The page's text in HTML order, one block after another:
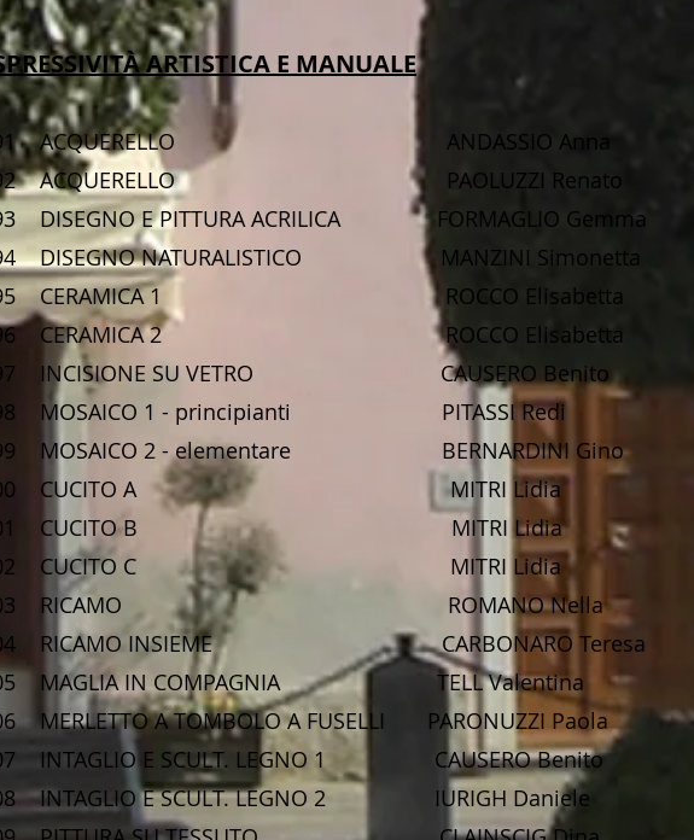
ARTISTICA E MANUALE
ACQUERELLO ANDASSIO Anna
ACQUERELLO PAOLUZZI Renato
DISEGNO E PITTURA ACRILICA FORMAGLIO Gemma
DISEGNO NATURALISTICO MANZINI Simonetta
CERAMICA 1 ROCCO Elisabetta
CERAMICA 2 ROCCO Elisabetta
INCISIONE SU VETRO CAUSERO Benito
MOSAICO 1 - principianti PITASSI Redi
MOSAICO 2 - elementare BERNARDINI Gino
CUCITO A MITRI Lidia
CUCITO B MITRI Lidia
CUCITO C MITRI Lidia
RICAMO ROMANO Nella
RICAMO INSIEME CARBONARO Teresa
MAGLIA IN COMPAGNIA TELL Valentina
MERLETTO A TOMBOLO A FUSELLI PARONUZZI Paola
INTAGLIO E SCULT. LEGNO 1 CAUSERO Benito
INTAGLIO E SCULT. LEGNO 2 IURIGH Daniele